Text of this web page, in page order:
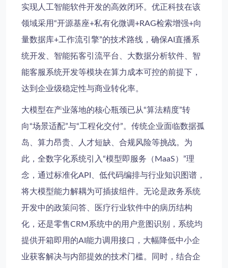
实现人工智能软件开发的高效闭环。优正科技在该
领域采用“开源基座+私有化微调+RAG检索增强+向
量数据库+工作流引擎”的技术路线，确保AI直播系
统开发、 智能拓客引流平台 、 大数据分析软件、 智
能客服系统开发等模块在算力成本可控的前提下，
达到企业级稳定性与商业转化率。
大模型在产业落地的核心瓶颈已从“算法精度”转
向“场景适配”与“工程化交付”。传统企业面临数据孤
岛、算力昂贵、人才短缺、合规风险等挑战。为
此，全数字化系统引入“模型即服务（MaaS）”理
念，通过标准化API、低代码编排与行业知识图谱，
将大模型能力解耦为可插拔组件。无论是政务系统
开发中的政策问答、 医疗行业软件中的病历结构
化，还是零售CRM系统中的用户意图识别，系统均
提供开箱即用的AI能力调用接口，大幅降低中小企
业获客解决与内部提效的技术门槛。同时，结合企